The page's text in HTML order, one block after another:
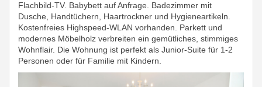
Flachbild-TV. Babybett auf Anfrage. Badezimmer mit
Dusche, Handtüchern, Haartrockner und Hygieneartikeln.
Kostenfreies Highspeed-WLAN vorhanden. Parkett und
modernes Möbelholz verbreiten ein gemütliches, stimmiges
Wohnflair. Die Wohnung ist perfekt als Junior-Suite für 1-2
Personen oder für Familie mit Kindern.
Next